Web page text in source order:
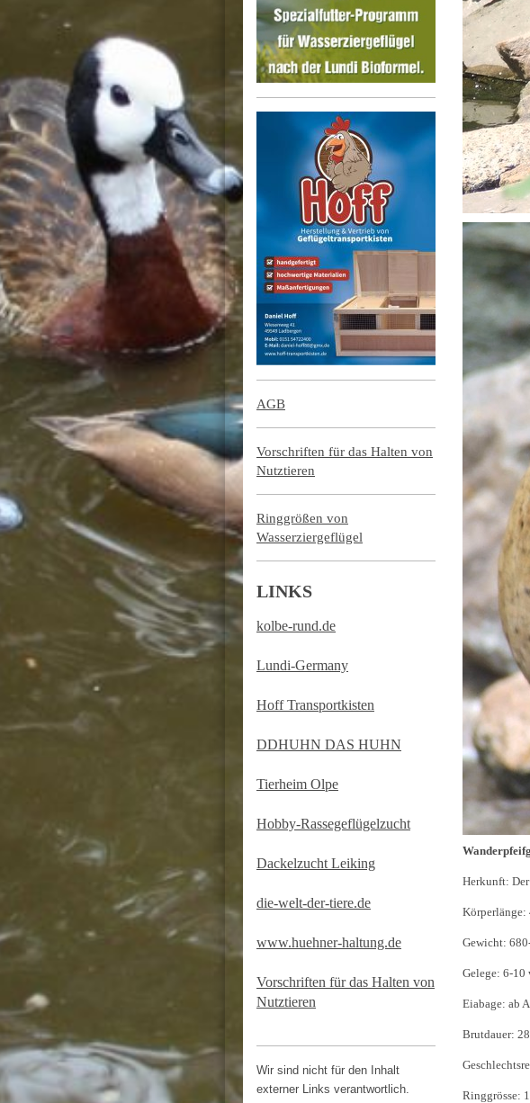
Herkunft:
Körperlänge
Gewicht:
Gelege: 6-10
Eiabage: ab
Brutdauer:
Ringgrösse:
AGB
Vorschriften für das Halten von
Nutztieren
Ringgrößen von
Wasserziergeflügel
LINKS
kolbe-rund.de
Lundi-Germany
Hoff Transportkisten
DDHUHN DAS HUHN
Tierheim Olpe
Hobby-Rassegeflügelzucht
Dackelzucht Leiking
die-welt-der-tiere.de
www.huehner-haltung.de
Vorschriften für das Halten von
Nutztieren
Wir sind nicht für den Inhalt
externer Links verantwortlich.